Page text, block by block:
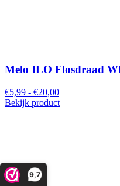
9,7
Melo ILO Flosdraad
€5,99 - €20,00
Bekijk product